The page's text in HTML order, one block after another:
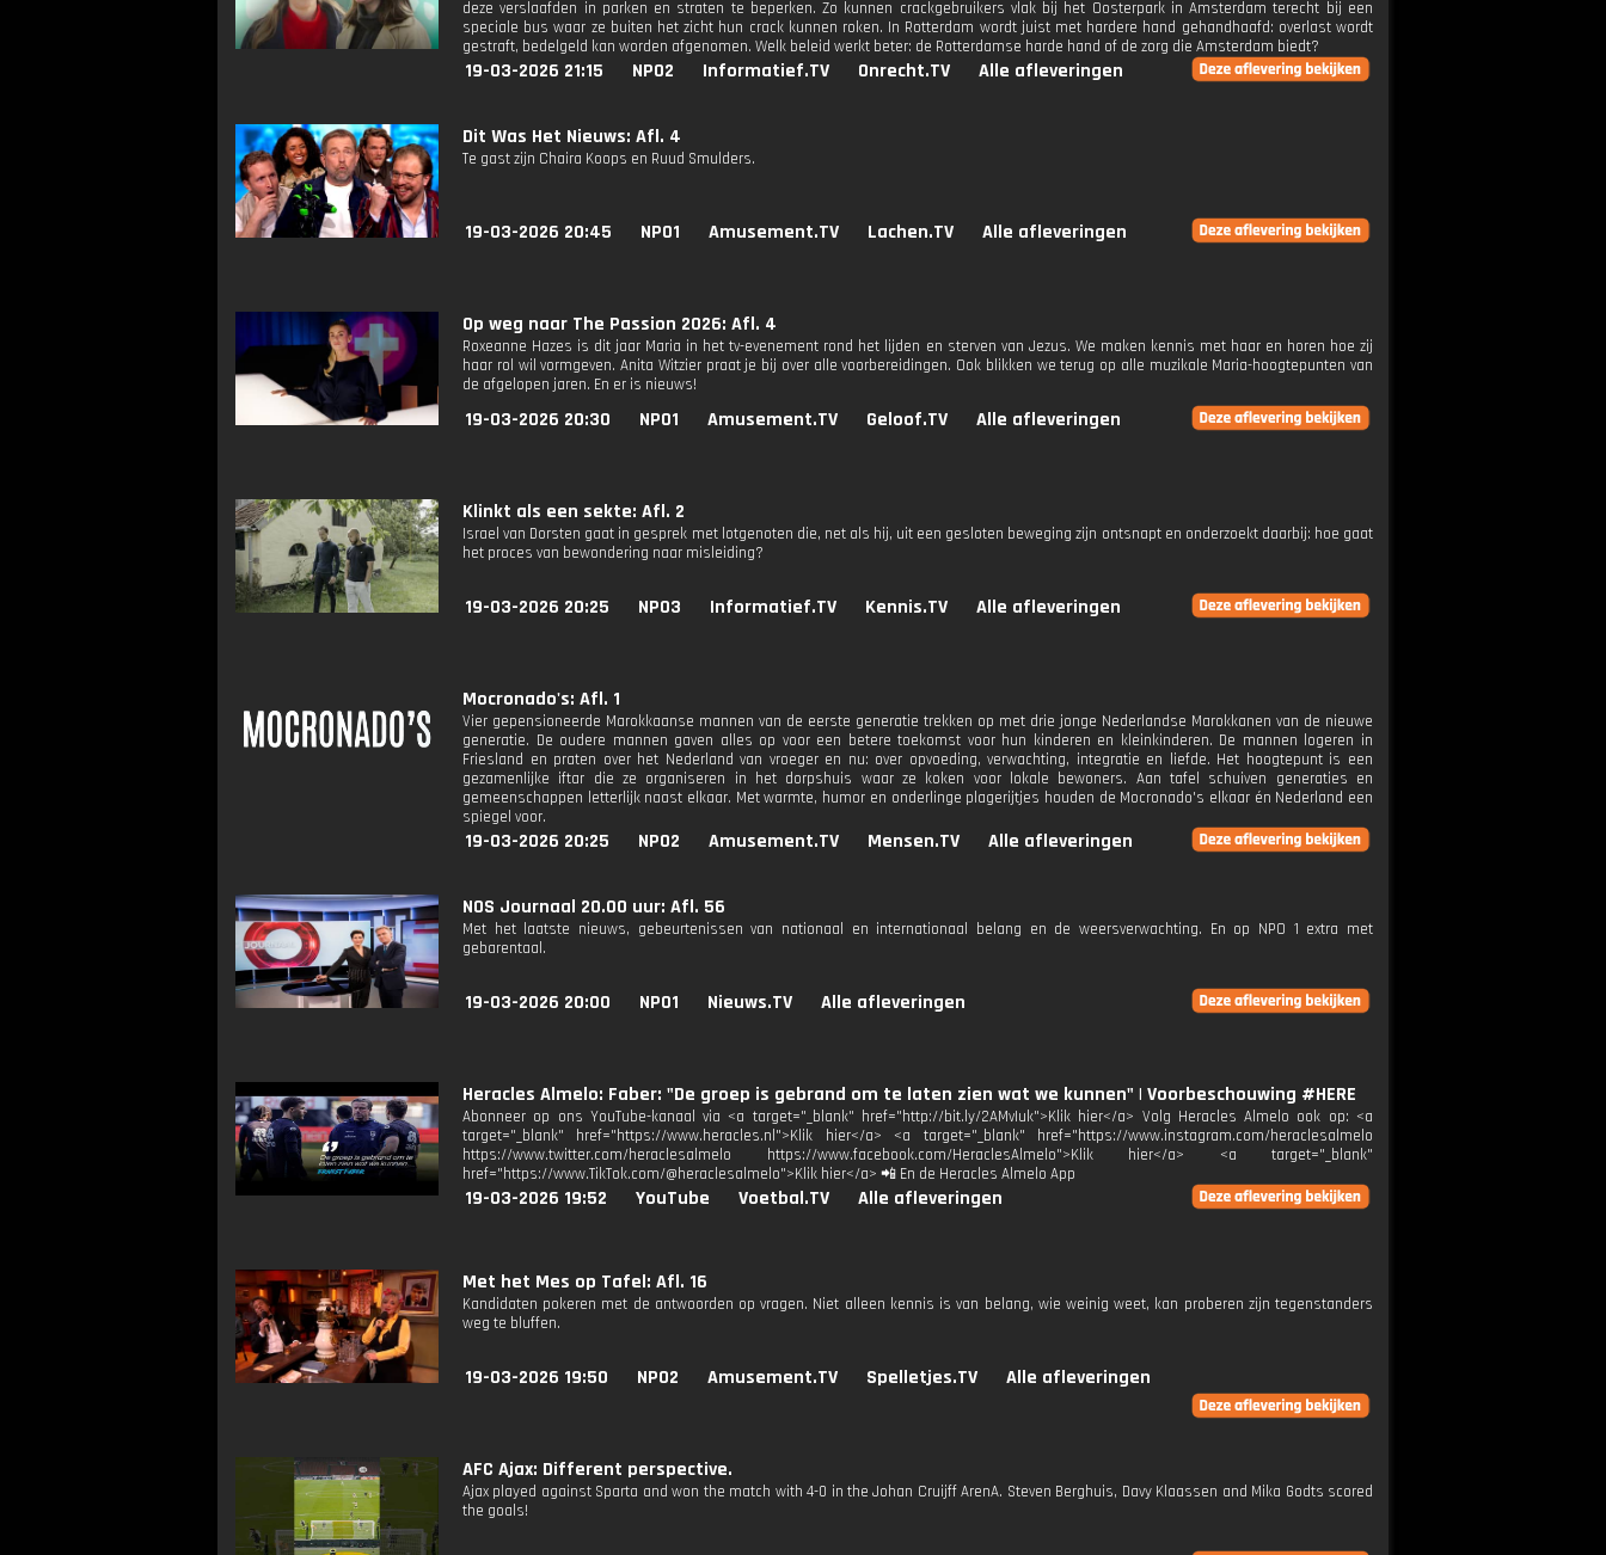
deze verslaafden in parken en straten te beperken. Zo kunnen crackgebruikers vlak bij het Oosterpark in Amsterdam terecht bij een
speciale bus waar ze buiten het zicht hun crack kunnen roken. In Rotterdam wordt juist met hardere hand gehandhaafd: overlast wordt
gestraft, bedelgeld kan worden afgenomen. Welk beleid werkt beter: de Rotterdamse harde hand of de zorg die Amsterdam biedt?
19-03-2026 21:15 NPO2 Informatief.TV Onrecht.TV Alle afleveringen
Dit Was Het Nieuws: Afl. 4
Te gast zijn Chaira Koops en Ruud Smulders.
19-03-2026 20:45 NPO1 Amusement.TV Lachen.TV Alle afleveringen
Op weg naar The Passion 2026: Afl. 4
Roxeanne Hazes is dit jaar Maria in het tv-evenement rond het lijden en sterven van Jezus. We maken kennis met haar en horen hoe zij
haar rol wil vormgeven. Anita Witzier praat je bij over alle voorbereidingen. Ook blikken we terug op alle muzikale Maria-hoogtepunten van
de afgelopen jaren. En er is nieuws!
19-03-2026 20:30 NPO1 Amusement.TV Geloof.TV Alle afleveringen
Klinkt als een sekte: Afl. 2
Israel van Dorsten gaat in gesprek met lotgenoten die, net als hij, uit een gesloten beweging zijn ontsnapt en onderzoekt daarbij: hoe gaat
het proces van bewondering naar misleiding?
19-03-2026 20:25 NPO3 Informatief.TV Kennis.TV Alle afleveringen
Mocronado's: Afl. 1
Vier gepensioneerde Marokkaanse mannen van de eerste generatie trekken op met drie jonge Nederlandse Marokkanen van de nieuwe
generatie. De oudere mannen gaven alles op voor een betere toekomst voor hun kinderen en kleinkinderen. De mannen logeren in
Friesland en praten over het Nederland van vroeger en nu: over opvoeding, verwachting, integratie en liefde. Het hoogtepunt is een
gezamenlijke iftar die ze organiseren in het dorpshuis waar ze koken voor lokale bewoners. Aan tafel schuiven generaties en
gemeenschappen letterlijk naast elkaar. Met warmte, humor en onderlinge plagerijtjes houden de Mocronado's elkaar én Nederland een
spiegel voor.
19-03-2026 20:25 NPO2 Amusement.TV Mensen.TV Alle afleveringen
NOS Journaal 20.00 uur: Afl. 56
Met het laatste nieuws, gebeurtenissen van nationaal en internationaal belang en de weersverwachting. En op NPO 1 extra met
gebarentaal.
19-03-2026 20:00 NPO1 Nieuws.TV Alle afleveringen
Heracles Almelo: Faber: "De groep is gebrand om te laten zien wat we kunnen" | Voorbeschouwing #HERE
Abonneer op ons YouTube-kanaal via <a target="_blank" href="http://bit.ly/2AMvIuk">Klik hier</a> Volg Heracles Almelo ook op: <a
target="_blank" href="https://www.heracles.nl">Klik hier</a> <a target="_blank" href="https://www.instagram.com/heraclesalmelo
https://www.twitter.com/heraclesalmelo https://www.facebook.com/HeraclesAlmelo">Klik hier</a> <a target="_blank"
href="https://www.TikTok.com/@heraclesalmelo">Klik hier</a> 📲 En de Heracles Almelo App
19-03-2026 19:52 YouTube Voetbal.TV Alle afleveringen
Met het Mes op Tafel: Afl. 16
Kandidaten pokeren met de antwoorden op vragen. Niet alleen kennis is van belang, wie weinig weet, kan proberen zijn tegenstanders
weg te bluffen.
19-03-2026 19:50 NPO2 Amusement.TV Spelletjes.TV Alle afleveringen
AFC Ajax: Different perspective.
Ajax played against Sparta and won the match with 4-0 in the Johan Cruijff ArenA. Steven Berghuis, Davy Klaassen and Mika Godts scored
the goals!